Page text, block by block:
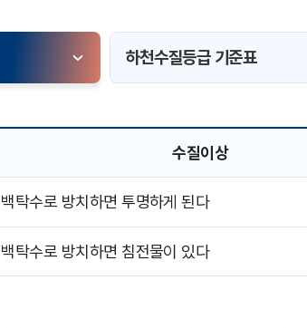
하천수질등급 기준표
수질이상
백탁수로 방치하면 투명하게 된다
백탁수로 방치하면 침전물이 있다